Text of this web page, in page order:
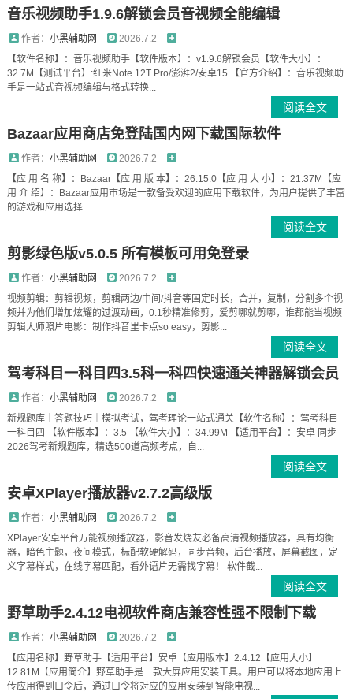
音乐视频助手1.9.6解锁会员音视频全能编辑
作者： 小黑辅助网
2026.7.2
【软件名称】：音乐视频助手【软件版本】：v1.9.6解锁会员【软件大小】：
32.7M【测试平台】:红米Note 12T Pro/澎湃2/安卓15 【官方介绍】：音乐视频助
手是一站式音视频编辑与格式转换...
阅读全文
Bazaar应用商店免登陆国内网下载国际软件
作者： 小黑辅助网
2026.7.2
【应 用 名 称】：Bazaar【应 用 版 本】：26.15.0【应 用 大 小】：21.37M【应
用 介 绍】：Bazaar应用市场是一款备受欢迎的应用下载软件，为用户提供了丰富
的游戏和应用选择...
阅读全文
剪影绿色版v5.0.5 所有模板可用免登录
作者： 小黑辅助网
2026.7.2
视频剪辑：剪辑视频，剪辑两边/中间/抖音等固定时长，合并，复制，分割多个视
频并为他们增加炫耀的过渡动画，0.1秒精准修剪，爱剪哪就剪哪，谁都能当视频
剪辑大师照片电影：制作抖音里卡点so easy，剪影...
阅读全文
驾考科目一科目四3.5科一科四快速通关神器解锁会员
作者： 小黑辅助网
2026.7.2
新规题库｜答题技巧｜模拟考试，驾考理论一站式通关【软件名称】：驾考科目
一科目四 【软件版本】：3.5 【软件大小】：34.99M 【适用平台】：安卓 同步
2026驾考新规题库，精选500道高频考点，自...
阅读全文
安卓XPlayer播放器v2.7.2高级版
作者： 小黑辅助网
2026.7.2
XPlayer安卓平台万能视频播放器，影音发烧友必备高清视频播放器，具有均衡
器，暗色主题，夜间模式，标配软硬解码，同步音频，后台播放，屏幕截图，定
义字幕样式，在线字幕匹配，看外语片无需找字幕！ 软件截...
阅读全文
野草助手2.4.12电视软件商店兼容性强不限制下载
作者： 小黑辅助网
2026.7.2
【应用名称】野草助手【适用平台】安卓【应用版本】2.4.12【应用大小】
12.81M【应用简介】野草助手是一款大屏应用安装工具。用户可以将本地应用上
传应用得到口令后，通过口令将对应的应用安装到智能电视...